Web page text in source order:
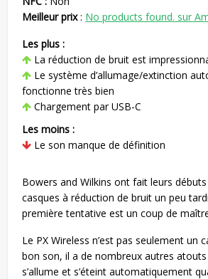
Meilleur prix: No products found. sur
Les plus :
La réduction de bruit est
Le système d’allumage/extinction
fonctionne très bien
Chargement par USB-C
Les moins :
Le son manque de définition
Bowers and Wilkins ont fait leurs
casques à réduction de bruit un peu
première tentative est un coup de
Le PX Wireless n’est pas seulement un
bon son, il a de nombreux autres
s’allume et s’éteint automatiquement